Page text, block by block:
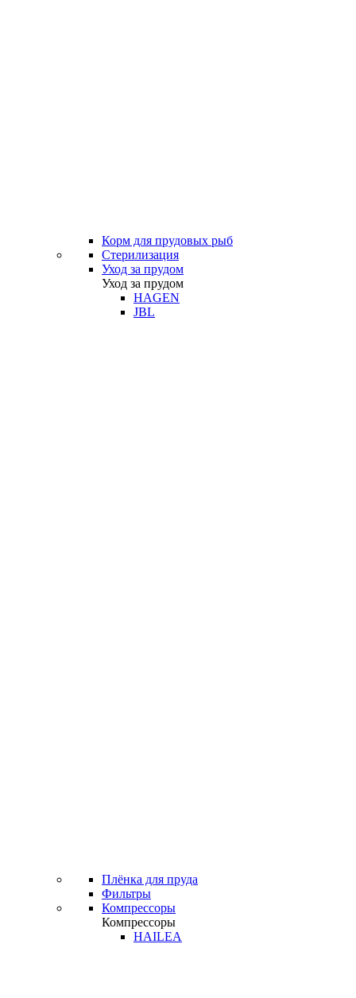
Корм для прудовых рыб
Стерилизация
Уход за прудом
Уход за прудом
HAGEN
JBL
Плёнка для пруда
Фильтры
Компрессоры
Компрессоры
HAILEA